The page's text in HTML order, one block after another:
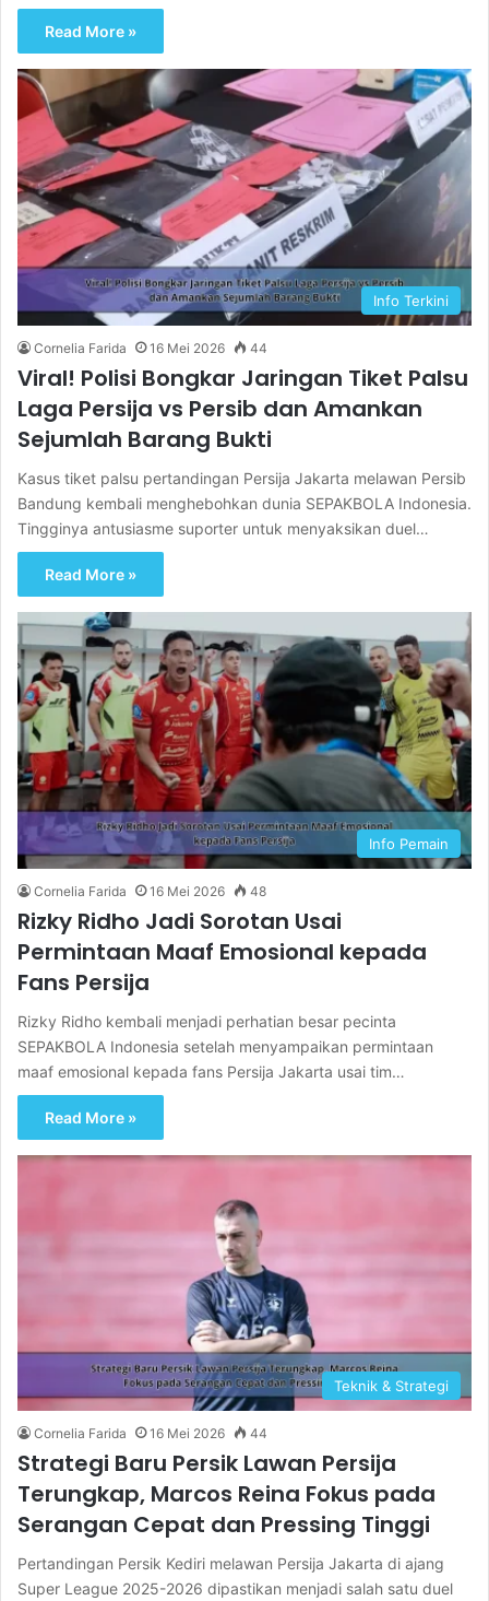
Read More »
Info Terkini
Cornelia Farida 16 Mei 2026 44
Viral! Polisi Bongkar Jaringan Tiket Palsu
Laga Persija vs Persib dan Amankan
Sejumlah Barang Bukti
Kasus tiket palsu pertandingan Persija Jakarta melawan Persib
Bandung kembali menghebohkan dunia SEPAKBOLA Indonesia.
Tingginya antusiasme suporter untuk menyaksikan duel…
Read More »
Info Pemain
Cornelia Farida 16 Mei 2026 48
Rizky Ridho Jadi Sorotan Usai
Permintaan Maaf Emosional kepada
Fans Persija
Rizky Ridho kembali menjadi perhatian besar pecinta
SEPAKBOLA Indonesia setelah menyampaikan permintaan
maaf emosional kepada fans Persija Jakarta usai tim…
Read More »
Teknik & Strategi
Cornelia Farida 16 Mei 2026 44
Strategi Baru Persik Lawan Persija
Terungkap, Marcos Reina Fokus pada
Serangan Cepat dan Pressing Tinggi
Pertandingan Persik Kediri melawan Persija Jakarta di ajang
Super League 2025-2026 dipastikan menjadi salah satu duel